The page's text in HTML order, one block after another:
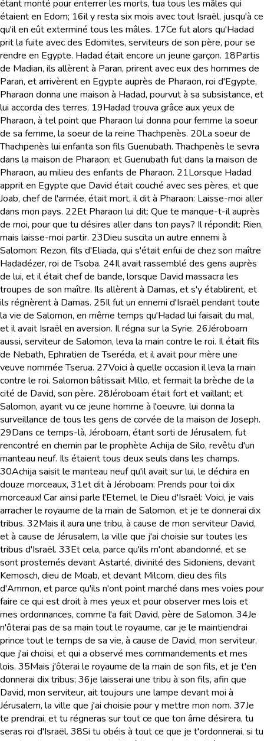
étant monté pour enterrer les morts, tua tous les mâles qui
étaient en Edom; 16il y resta six mois avec tout Israël, jusqu'à ce
qu'il en eût exterminé tous les mâles. 17Ce fut alors qu'Hadad
prit la fuite avec des Edomites, serviteurs de son père, pour se
rendre en Egypte. Hadad était encore un jeune garçon. 18Partis
de Madian, ils allèrent à Paran, prirent avec eux des hommes de
Paran, et arrivèrent en Egypte auprès de Pharaon, roi d'Egypte,
Pharaon donna une maison à Hadad, pourvut à sa subsistance, et
lui accorda des terres. 19Hadad trouva grâce aux yeux de
Pharaon, à tel point que Pharaon lui donna pour femme la soeur
de sa femme, la soeur de la reine Thachpenès. 20La soeur de
Thachpenès lui enfanta son fils Guenubath. Thachpenès le sevra
dans la maison de Pharaon; et Guenubath fut dans la maison de
Pharaon, au milieu des enfants de Pharaon. 21Lorsque Hadad
apprit en Egypte que David était couché avec ses pères, et que
Joab, chef de l'armée, était mort, il dit à Pharaon: Laisse-moi aller
dans mon pays. 22Et Pharaon lui dit: Que te manque-t-il auprès
de moi, pour que tu désires aller dans ton pays? Il répondit: Rien,
mais laisse-moi partir. 23Dieu suscita un autre ennemi à
Salomon: Rezon, fils d'Eliada, qui s'était enfui de chez son maître
Hadadézer, roi de Tsoba. 24Il avait rassemblé des gens auprès
de lui, et il était chef de bande, lorsque David massacra les
troupes de son maître. Ils allèrent à Damas, et s'y établirent, et
ils régnèrent à Damas. 25Il fut un ennemi d'Israël pendant toute
la vie de Salomon, en même temps qu'Hadad lui faisait du mal,
et il avait Israël en aversion. Il régna sur la Syrie. 26Jéroboam
aussi, serviteur de Salomon, leva la main contre le roi. Il était fils
de Nebath, Ephratien de Tseréda, et il avait pour mère une
veuve nommée Tserua. 27Voici à quelle occasion il leva la main
contre le roi. Salomon bâtissait Millo, et fermait la brèche de la
cité de David, son père. 28Jéroboam était fort et vaillant; et
Salomon, ayant vu ce jeune homme à l'oeuvre, lui donna la
surveillance de tous les gens de corvée de la maison de Joseph.
29Dans ce temps-là, Jéroboam, étant sorti de Jérusalem, fut
rencontré en chemin par le prophète Achija de Silo, revêtu d'un
manteau neuf. Ils étaient tous deux seuls dans les champs.
30Achija saisit le manteau neuf qu'il avait sur lui, le déchira en
douze morceaux, 31et dit à Jéroboam: Prends pour toi dix
morceaux! Car ainsi parle l'Eternel, le Dieu d'Israël: Voici, je vais
arracher le royaume de la main de Salomon, et je te donnerai dix
tribus. 32Mais il aura une tribu, à cause de mon serviteur David,
et à cause de Jérusalem, la ville que j'ai choisie sur toutes les
tribus d'Israël. 33Et cela, parce qu'ils m'ont abandonné, et se
sont prosternés devant Astarté, divinité des Sidoniens, devant
Kemosch, dieu de Moab, et devant Milcom, dieu des fils
d'Ammon, et parce qu'ils n'ont point marché dans mes voies pour
faire ce qui est droit à mes yeux et pour observer mes lois et
mes ordonnances, comme l'a fait David, père de Salomon. 34Je
n'ôterai pas de sa main tout le royaume, car je le maintiendrai
prince tout le temps de sa vie, à cause de David, mon serviteur,
que j'ai choisi, et qui a observé mes commandements et mes
lois. 35Mais j'ôterai le royaume de la main de son fils, et je t'en
donnerai dix tribus; 36je laisserai une tribu à son fils, afin que
David, mon serviteur, ait toujours une lampe devant moi à
Jérusalem, la ville que j'ai choisie pour y mettre mon nom. 37Je
te prendrai, et tu régneras sur tout ce que ton âme désirera, tu
seras roi d'Israël. 38Si tu obéis à tout ce que je t'ordonnerai, si tu